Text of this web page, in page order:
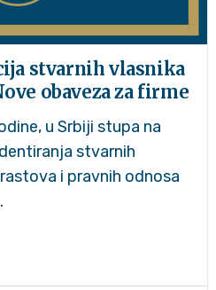
stvarnih vlasnika
obaveza za firme
u Srbiji stupa na
stvarnih
i pravnih odnosa